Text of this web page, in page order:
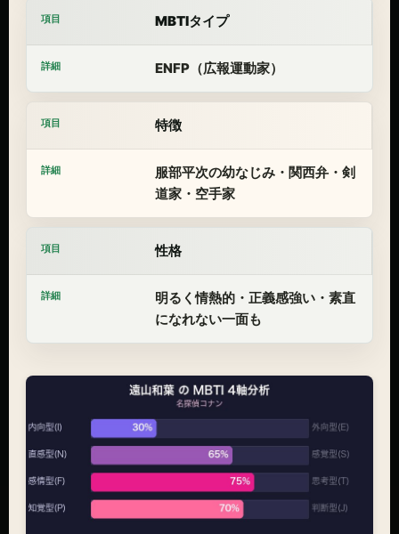
MBTIタイプ
ENFP（広報運動家）
特徴
服部平次の幼なじみ・関西弁・剣
道家・空手家
性格
明るく情熱的・正義感強い・素直
になれない一面も